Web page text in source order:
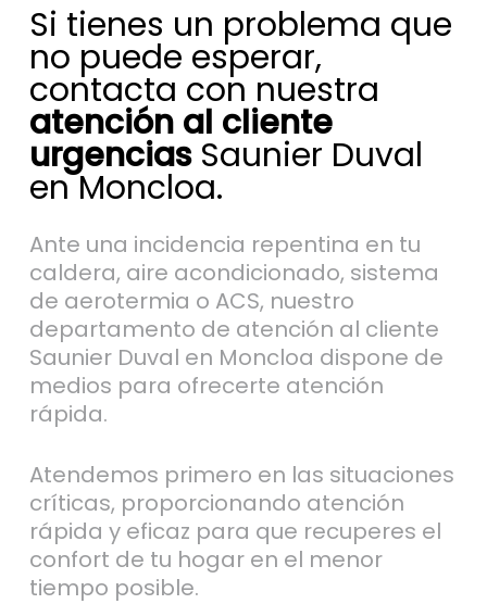
Si tienes un problema que
no puede esperar,
contacta con nuestra
atención al cliente
urgenciasSaunier Duval
en Moncloa.
Ante una incidencia repentina en tu
caldera, aire acondicionado, sistema
de aerotermia o ACS, nuestro
departamento de atención al cliente
Saunier Duval en Moncloa dispone de
medios para ofrecerte atención
rápida.
Atendemos primero en las situaciones
críticas, proporcionando atención
rápida y eficaz para que recuperes el
confort de tu hogar en el menor
tiempo posible.